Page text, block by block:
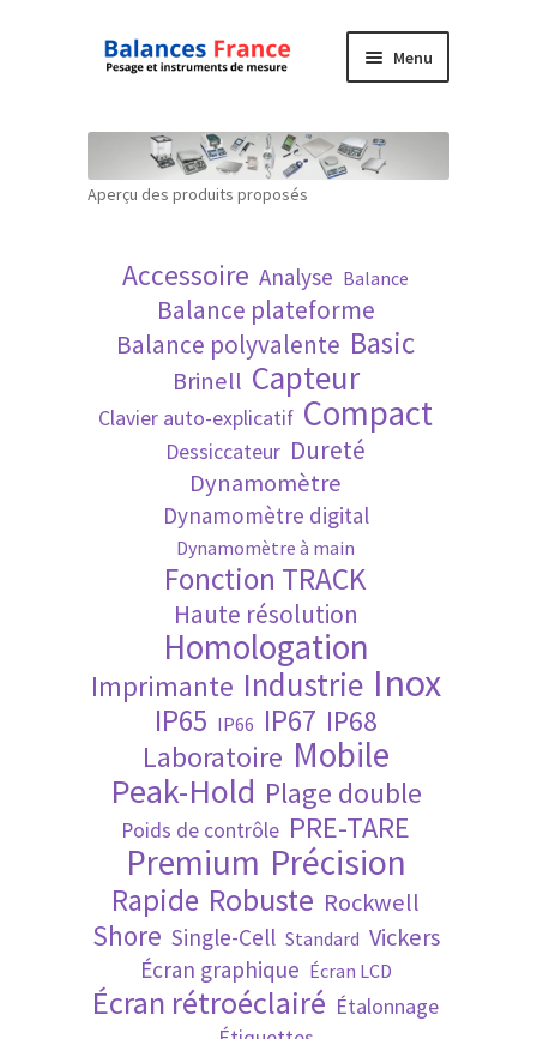
Aller
navigation
Aller
Menu
Mon compte
Politique de confidentialité
Politique en matière de remboursements et
Recherche avancée
Technique
Validation de la commande
Aperçu des produits proposés
Accessoire Analyse Balance
Balance plateforme
Balance polyvalente Basic
Brinell Capteur
Clavier auto-explicatif Compact
Dessiccateur Dureté
Dynamomètre
Dynamomètre digital
Dynamomètre à main
Fonction TRACK
Haute résolution
Homologation
Imprimante Industrie Inox
IP65 IP66 IP67 IP68
Laboratoire Mobile
Peak-Hold Plage double
Poids de contrôle PRE-TARE
Premium Précision
Rapide Robuste Rockwell
Shore Single-Cell Standard Vickers
Écran graphique Écran LCD
Écran rétroéclairé Étalonnage